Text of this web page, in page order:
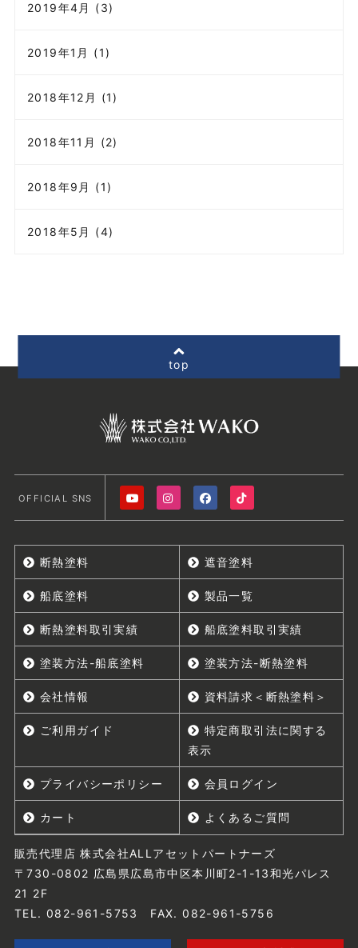
2019年4月 (3)
2019年1月 (1)
2018年12月 (1)
2018年11月 (2)
2018年9月 (1)
2018年5月 (4)
top
OFFICIAL SNS
断熱塗料 遮音塗料
船底塗料 製品一覧
断熱塗料取引実績 船底塗料取引実績
塗装方法-船底塗料 塗装方法-断熱塗料
会社情報 資料請求＜断熱塗料＞
ご利用ガイド
特定商取引法に関する
表示
プライバシーポリシー 会員ログイン
カート よくあるご質問
販売代理店 株式会社ALLアセットパートナーズ
〒730-0802 広島県広島市中区本川町2-1-13和光パレス
21 2F
TEL. 082-961-5753 FAX. 082-961-5756